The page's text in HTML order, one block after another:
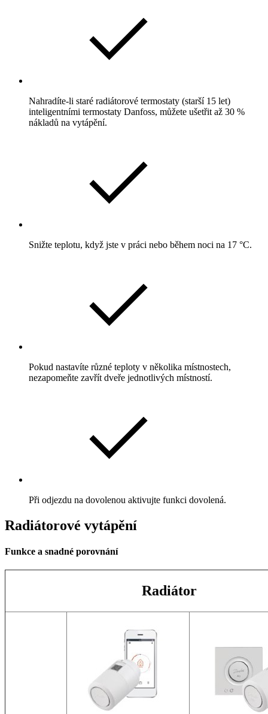
Nahradíte-li staré radiátorové termostaty (starší 15 let)
inteligentními termostaty Danfoss, můžete ušetřit až 30 %
nákladů na vytápění.
Snižte teplotu, když jste v práci nebo během noci na 17 °C.
Pokud nastavíte různé teploty v několika místnostech,
nezapomeňte zavřít dveře jednotlivých místností.
Při odjezdu na dovolenou aktivujte funkci dovolená.
Radiátorové vytápění
Funkce a snadné porovnání
Radiátor